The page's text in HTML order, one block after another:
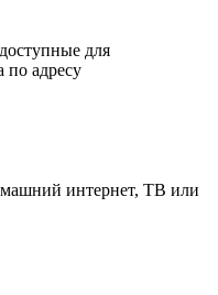
для
по адресу
интернет, ТВ или